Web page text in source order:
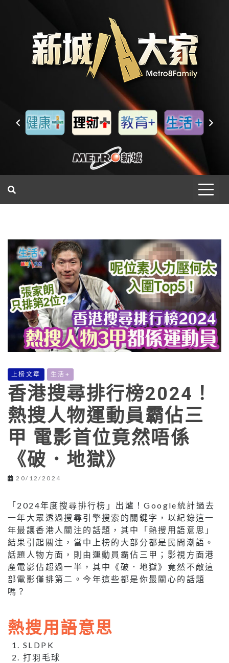
上榜文章 生活+
香港搜尋排行榜2024！
熱搜人物運動員霸佔三
甲 電影首位竟然唔係
《破．地獄》
20/12/2024
「2024年度搜尋排行榜」出爐！Google統計過去
一年大眾透過搜尋引擎搜索的關鍵字，以紀錄這一
年最讓香港人關注的話題，其中「熱搜用語意思」
結果引起關注，當中上榜的大部分都是民間潮語。
話題人物方面，則由運動員霸佔三甲；影視方面港
產電影佔超過一半，其中《破．地獄》竟然不敵這
部電影僅排第二。今年這些都是你最關心的話題
嗎？
熱搜用語意思
SLDPK
打羽毛球